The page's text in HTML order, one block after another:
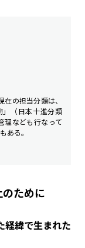
の担当分類は、
（日本十進分類
理なども行なって
ある。
ために
経緯で生まれた